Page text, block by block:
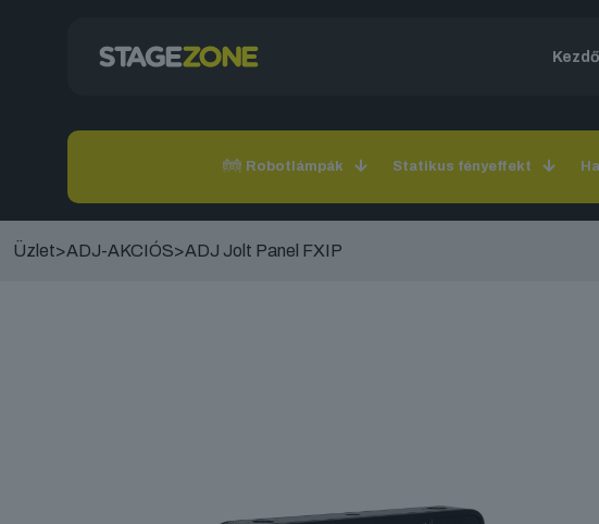
Robotlámpák Statikus fényeffekt
Üzlet>ADJ-AKCIÓS>ADJ Jolt Panel FXIP